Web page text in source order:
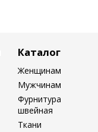
Каталог
Женщинам
Мужчинам
Фурнитура
швейная
Ткани